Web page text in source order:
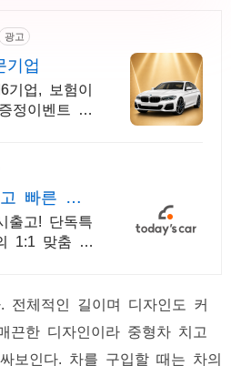
광고
기업
기업, 보험이
정이벤트 인
빠른 온
출고! 단독특
1:1 맞춤 컨
전체적인 길이며 디자인도 커
끈한 디자인이라 중형차 치고
보인다. 차를 구입할 때는 차의